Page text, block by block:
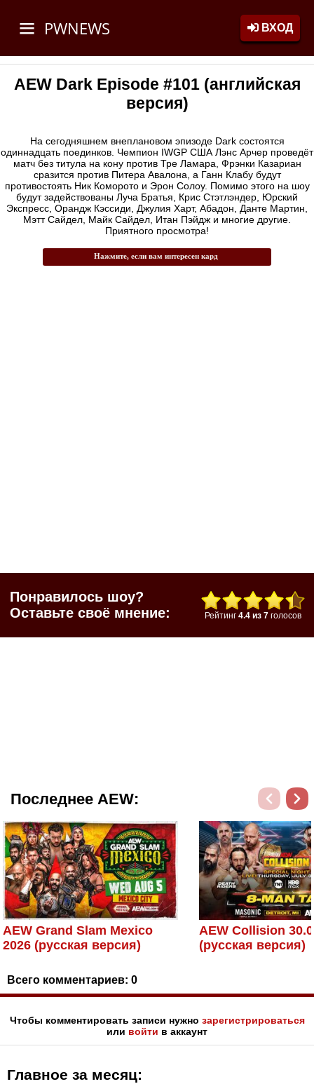
PWNEWS ВХОД
AEW Dark Episode #101 (английская
версия)
На сегодняшнем внеплановом эпизоде Dark состоятся
одиннадцать поединков. Чемпион IWGP США Лэнс Арчер проведёт
матч без титула на кону против Тре Ламара, Фрэнки Казариан
сразится против Питера Авалона, а Ганн Клабу будут
противостоять Ник Коморото и Эрон Солоу. Помимо этого на шоу
будут задействованы Луча Братья, Крис Стэтлэндер, Юрский
Экспресс, Орандж Кэссиди, Джулия Харт, Абадон, Данте Мартин,
Мэтт Сайдел, Майк Сайдел, Итан Пэйдж и многие другие.
Приятного просмотра!
Нажмите, если вам интересен кард
Понравилось шоу?
Оставьте своё мнение:
Рейтинг 4.4 из 7 голосов
Последнее AEW:
AEW Grand Slam Mexico
2026 (русская версия)
AEW Collision
(русская версия)
Всего комментариев: 0
Чтобы комментировать записи нужно зарегистрироваться
или войти в аккаунт
Главное за месяц: